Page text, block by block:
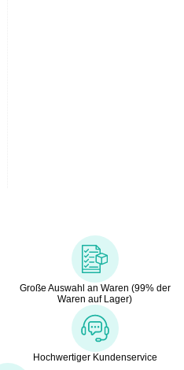
Große Auswahl an Waren (99% der
Waren auf Lager)
Hochwertiger Kundenservice